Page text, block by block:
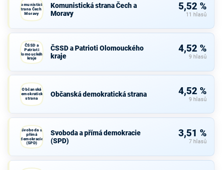
Komunistická
strana Čech a
Moravy
Komunistická strana Čech a
Moravy
5,52 %
11 hlasů
ČSSD a
Patrioti
Olomouckého
kraje
ČSSD a Patrioti Olomouckého
kraje
4,52 %
9 hlasů
Občanská
demokratická
strana
Občanská demokratická strana 4,52 %
9 hlasů
Svoboda a
přímá
demokracie
(SPD)
Svoboda a přímá demokracie
(SPD)
3,51 %
7 hlasů